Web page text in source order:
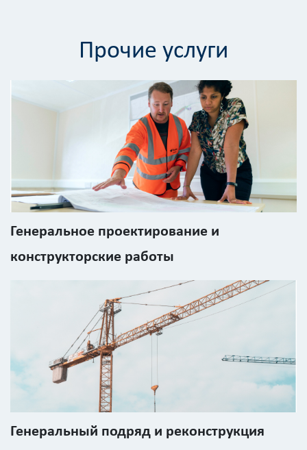
Прочие услуги
Генеральное проектирование и
конструкторские работы
Генеральный подряд и реконструкция